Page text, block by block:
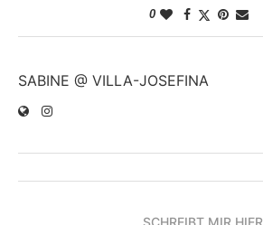
0
SABINE @ VILLA-JOSEFINA
SCHREIBT MIR HIER